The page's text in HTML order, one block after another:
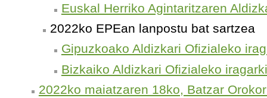
Euskal Herriko Agintaritzaren
2022ko EPEan lanpostu bat sartzea
Gipuzkoako Aldizkari Ofizialeko
Bizkaiko Aldizkari Ofizialeko
2022ko maiatzaren 18ko, Batzar